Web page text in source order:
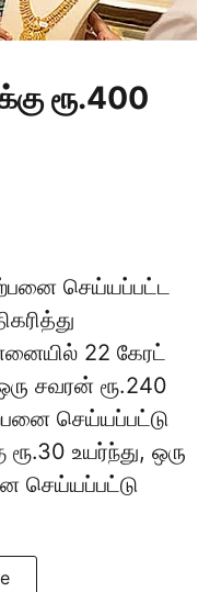
ரூ.400
செய்யப்பட்ட
22 கேரட்
சவரன் ரூ.240
செய்யப்பட்டு
உயர்ந்து, ஒரு
செய்யப்பட்டு